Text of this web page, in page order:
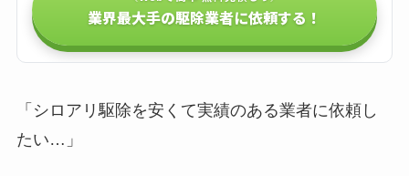
業界最大手の駆除業者に依頼する！
「シロアリ駆除を安くて実績のある業者に依頼し
たい…」